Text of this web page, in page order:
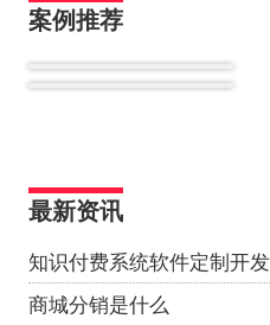
案例推荐
最新资讯
知识付费系统软件定制开发
商城分销是什么